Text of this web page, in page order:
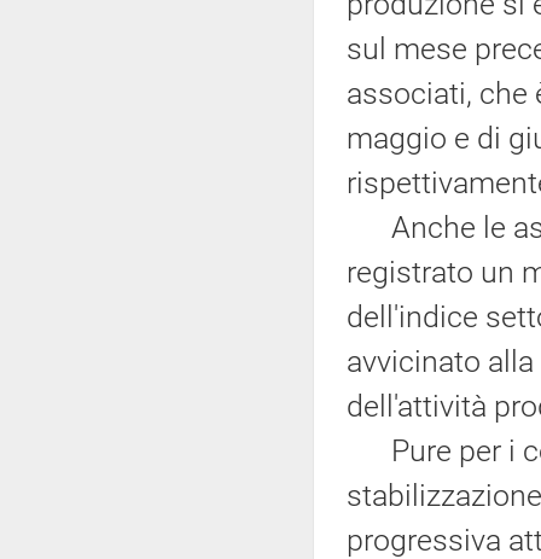
sul mese
associati, che
maggio e di
Anche le
registrato un
dell'indice
avvicinato
dell'attività
Pure per i
progressiva